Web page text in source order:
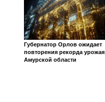
Губернатор Орлов ожидает
повторения рекорда урожая
Амурской области